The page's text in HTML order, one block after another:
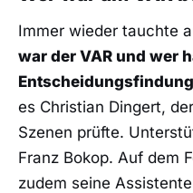
Immer wieder tauchte
war der VAR und wer
es Christian Dingert,
Szenen prüfte.
Franz Bokop. Auf dem
zudem seine